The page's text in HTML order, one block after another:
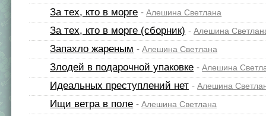
За тех, кто в морге -Алешина Светлана
За тех, кто в морге (сборник) -Алешина
Запахло жареным -Алешина Светлана
Злодей в подарочной упаковке -Алешина
Идеальных преступлений нет -Алешина
Ищи ветра в поле -Алешина Светлана